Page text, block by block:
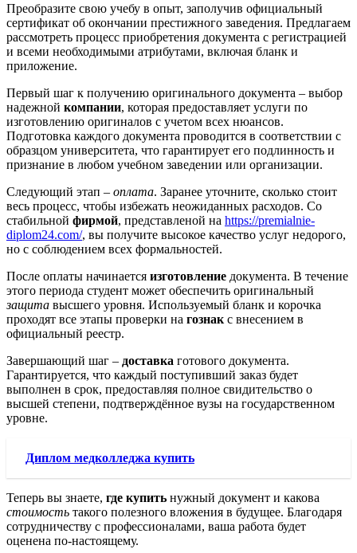
Преобразите свою учебу в опыт, заполучив официальный
сертификат об окончании престижного заведения. Предлагаем
рассмотреть процесс приобретения документа с регистрацией
и всеми необходимыми атрибутами, включая бланк и
приложение.
Первый шаг к получению оригинального документа – выбор
надежной компании, которая предоставляет услуги по
изготовлению оригиналов с учетом всех нюансов.
Подготовка каждого документа проводится в соответствии с
образцом университета, что гарантирует его подлинность и
признание в любом учебном заведении или организации.
Следующий этап – оплата. Заранее уточните, сколько стоит
весь процесс, чтобы избежать неожиданных расходов. Со
стабильной фирмой, представленой на https://premialnie-
diplom24.com/, вы получите высокое качество услуг недорого,
но с соблюдением всех формальностей.
После оплаты начинается изготовление документа. В течение
этого периода студент может обеспечить оригинальный
защита высшего уровня. Используемый бланк и корочка
проходят все этапы проверки на гознак с внесением в
официальный реестр.
Завершающий шаг – доставка готового документа.
Гарантируется, что каждый поступивший заказ будет
выполнен в срок, предоставляя полное свидительство о
высшей степени, подтверждённое вузы на государственном
уровне.
Диплом медколледжа купить
Теперь вы знаете, где купить нужный документ и какова
стоимость такого полезного вложения в будущее. Благодаря
сотрудничеству с профессионалами, ваша работа будет
оценена по-настоящему.